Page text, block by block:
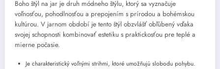
Boho štýl na jar je druh módneho štýlu, ktorý sa vyznačuje
voľnosťou, pohodlnosťou a prepojením s prírodou a bohémskou
kultúrou. V jarnom období je tento štýl obzvlášť obľúbený vďaka
svojej schopnosti kombinovať estetiku s praktickosťou pre teplé a
mierne počasie.
Je charakteristický voľnými strihmi, ktoré umožňujú slobodu pohybu.